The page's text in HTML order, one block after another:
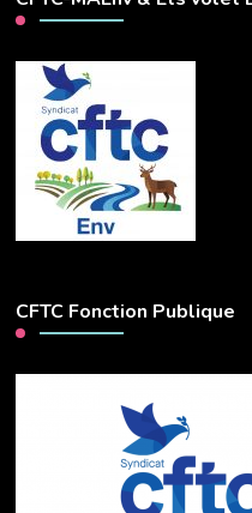
CFTC Fonction Publique